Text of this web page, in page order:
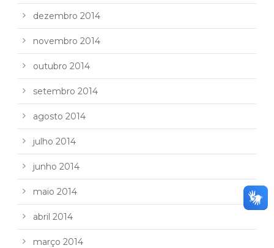
dezembro 2014
novembro 2014
outubro 2014
setembro 2014
agosto 2014
julho 2014
junho 2014
maio 2014
abril 2014
março 2014